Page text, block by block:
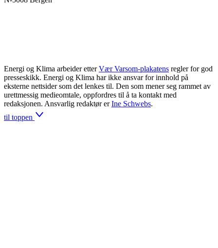
Energi og Klima arbeider etter Vær Varsom-plakatens regler for god
presseskikk. Energi og Klima har ikke ansvar for innhold på
eksterne nettsider som det lenkes til. Den som mener seg rammet av
urettmessig medieomtale, oppfordres til å ta kontakt med
redaksjonen. Ansvarlig redaktør er Ine Schwebs.
til toppen